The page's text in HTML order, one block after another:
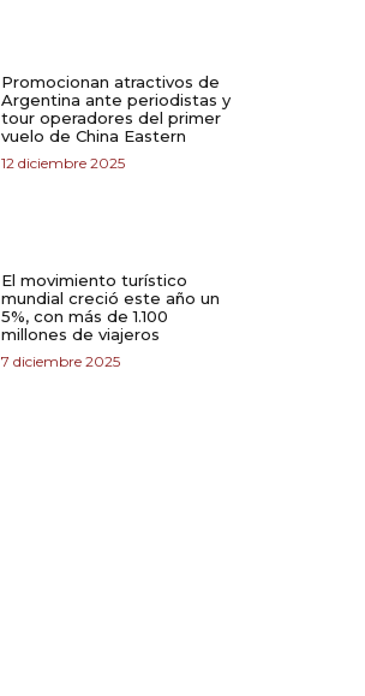
Promocionan atractivos de
Argentina ante periodistas y
tour operadores del primer
vuelo de China Eastern
12 diciembre 2025
El movimiento turístico
mundial creció este año un
5%, con más de 1.100
millones de viajeros
7 diciembre 2025